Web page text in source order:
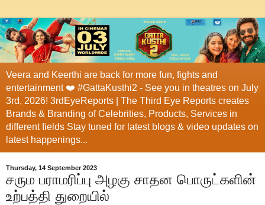
Veera and Keerthi are back for more fun, fights and
entertainment ❤️ #GattaKusthi2 - See you in theatres on July
3rd, 2026! 3rdEyeReports | The Third Eye Reports creates
Brands & Branding of Celebrities, Products, Services in
different fields Stay tuned for latest blogs & video updates on
latest happenings...
Thursday, 14 September 2023
சரும பராமரிப்பு அழகு சாதன பொருட்களின்
உற்பத்தி துறையில்